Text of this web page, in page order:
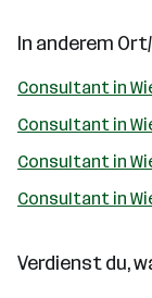
In anderem
Consultant in
Consultant in
Consultant in
Consultant in
Verdienst du,